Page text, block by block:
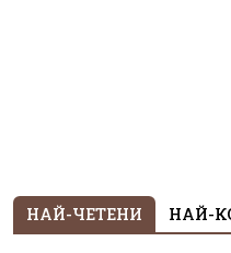
НАЙ-ЧЕТЕНИ НАЙ-